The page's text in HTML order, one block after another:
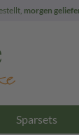
morgen
Sparsets